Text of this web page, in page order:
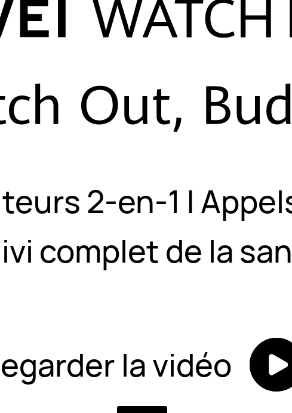
2-en-1 |
complet de la
la vidéo